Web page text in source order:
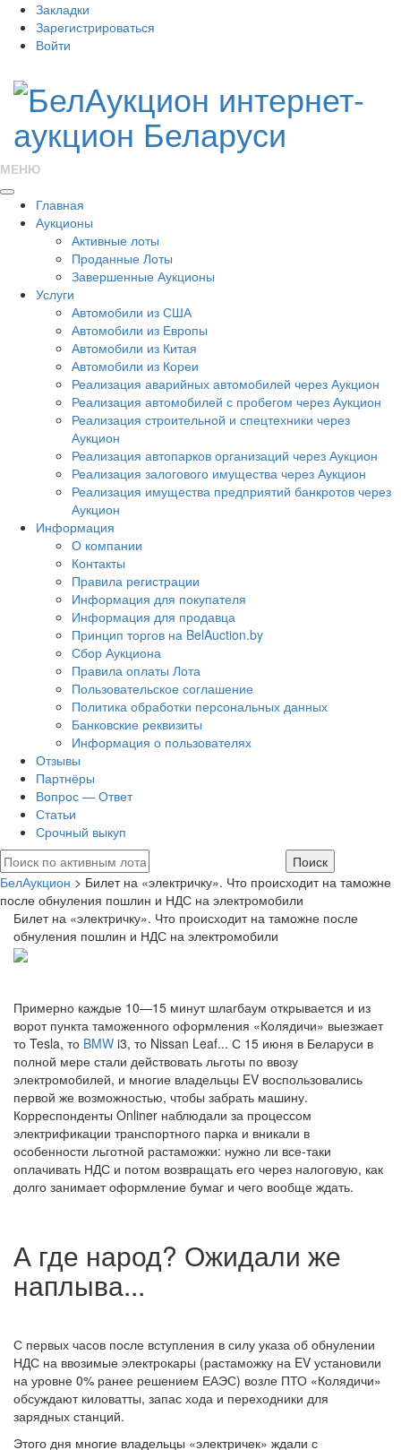
Закладки
Зарегистрироваться
Войти
МЕНЮ
Главная
Аукционы
Активные лоты
Проданные Лоты
Завершенные Аукционы
Услуги
Автомобили из США
Автомобили из Европы
Автомобили из Китая
Автомобили из Кореи
Реализация аварийных автомобилей через Аукцион
Реализация автомобилей с пробегом через Аукцион
Реализация строительной и спецтехники через
Аукцион
Реализация автопарков организаций через Аукцион
Реализация залогового имущества через Аукцион
Реализация имущества предприятий банкротов через
Аукцион
Информация
О компании
Контакты
Правила регистрации
Информация для покупателя
Информация для продавца
Принцип торгов на BelAuction.by
Сбор Аукциона
Правила оплаты Лота
Пользовательское соглашение
Политика обработки персональных данных
Банковские реквизиты
Информация о пользователях
Отзывы
Партнёры
Вопрос — Ответ
Статьи
Срочный выкуп
БелАукцион > Билет на «электричку». Что происходит на таможне
после обнуления пошлин и НДС на электромобили
Билет на «электричку». Что происходит на таможне после
обнуления пошлин и НДС на электромобили
Примерно каждые 10—15 минут шлагбаум открывается и из
ворот пункта таможенного оформления «Колядичи» выезжает
то Tesla, то BMW i3, то Nissan Leaf... С 15 июня в Беларуси в
полной мере стали действовать льготы по ввозу
электромобилей, и многие владельцы EV воспользовались
первой же возможностью, чтобы забрать машину.
Корреспонденты Onliner наблюдали за процессом
электрификации транспортного парка и вникали в
особенности льготной растаможки: нужно ли все-таки
оплачивать НДС и потом возвращать его через налоговую, как
долго занимает оформление бумаг и чего вообще ждать.
А где народ? Ожидали же
наплыва...
С первых часов после вступления в силу указа об обнулении
НДС на ввозимые электрокары (растаможку на EV установили
на уровне 0% ранее решением ЕАЭС) возле ПТО «Колядичи»
обсуждают киловатты, запас хода и переходники для
зарядных станций.
Этого дня многие владельцы «электричек» ждали с